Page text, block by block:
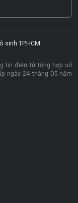
sinh TP.HCM
tin điện tử tổng hợp số
ngày 24 tháng 05 năm